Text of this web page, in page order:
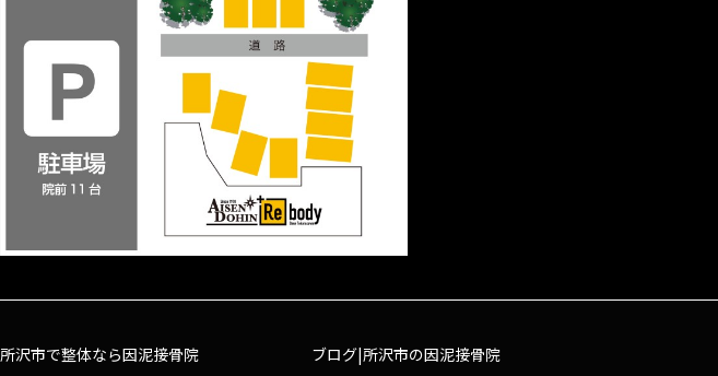
所沢市で整体なら因泥接骨院
ブログ|所沢市の因泥接骨院